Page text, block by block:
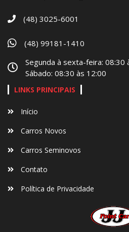
(48) 3025-6001
(48) 99181-1410
Segunda à sexta-feira: 08:30
Sábado: 08:30 às 12:00
LINKS PRINCIPAIS
Início
Carros Novos
Carros Seminovos
Contato
Política de Privacidade